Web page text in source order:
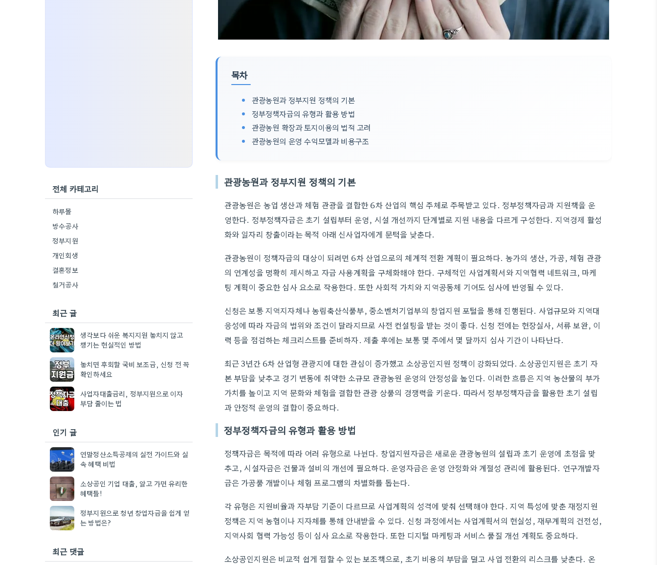
목차
관광농원과 정부지원 정책의 기본
정부정책자금의 유형과 활용 방법
관광농원 확장과 토지이용의 법적 고려
관광농원의 운영 수익모델과 비용구조
관광농원과 정부지원 정책의 기본
관광농원은 농업 생산과 체험 관광을 결합한 6차 산업의 핵심 주체로 주목받고 있다. 정부정책자금과 지원책을 운
영한다. 정부정책자금은 초기 설립부터 운영, 시설 개선까지 단계별로 지원 내용을 다르게 구성한다. 지역경제 활성
화와 일자리 창출이라는 목적 아래 신사업자에게 문턱을 낮춘다.
관광농원이 정책자금의 대상이 되려면 6차 산업으로의 체계적 전환 계획이 필요하다. 농가의 생산, 가공, 체험 관광
의 연계성을 명확히 제시하고 자금 사용계획을 구체화해야 한다. 구체적인 사업계획서와 지역협력 네트워크, 마케
팅 계획이 중요한 심사 요소로 작용한다. 또한 사회적 가치와 지역공동체 기여도 심사에 반영될 수 있다.
신청은 보통 지역지자체나 농림축산식품부, 중소벤처기업부의 창업지원 포털을 통해 진행된다. 사업규모와 지역대
응성에 따라 자금의 범위와 조건이 달라지므로 사전 컨설팅을 받는 것이 좋다. 신청 전에는 현장실사, 서류 보완, 이
력 등을 점검하는 체크리스트를 준비하자. 제출 후에는 보통 몇 주에서 몇 달까지 심사 기간이 나타난다.
최근 3년간 6차 산업형 관광지에 대한 관심이 증가했고 소상공인지원 정책이 강화되었다. 소상공인지원은 초기 자
본 부담을 낮추고 경기 변동에 취약한 소규모 관광농원 운영의 안정성을 높인다. 이러한 흐름은 지역 농산물의 부가
가치를 높이고 지역 문화와 체험을 결합한 관광 상품의 경쟁력을 키운다. 따라서 정부정책자금을 활용한 초기 설립
과 안정적 운영의 결합이 중요하다.
정부정책자금의 유형과 활용 방법
정책자금은 목적에 따라 여러 유형으로 나뉜다. 창업지원자금은 새로운 관광농원의 설립과 초기 운영에 초점을 맞
추고, 시설자금은 건물과 설비의 개선에 필요하다. 운영자금은 운영 안정화와 계절성 관리에 활용된다. 연구개발자
금은 가공품 개발이나 체험 프로그램의 차별화를 돕는다.
각 유형은 지원비율과 자부담 기준이 다르므로 사업계획의 성격에 맞춰 선택해야 한다. 지역 특성에 맞춘 재정지원
정책은 지역 농협이나 지자체를 통해 안내받을 수 있다. 신청 과정에서는 사업계획서의 현실성, 재무계획의 건전성,
지역사회 협력 가능성 등이 심사 요소로 작용한다. 또한 디지털 마케팅과 서비스 품질 개선 계획도 중요하다.
소상공인지원은 비교적 쉽게 접할 수 있는 보조책으로, 초기 비용의 부담을 덜고 사업 전환의 리스크를 낮춘다. 온
전체 카테고리
하루몰
방수공사
정부지원
개인회생
결혼정보
철거공사
최근 글
생각보다 쉬운 복지지원 놓치지 않고
챙기는 현실적인 방법
놓치면 후회할 국비 보조금, 신청 전 꼭
확인하세요
사업자대출금리, 정부지원으로 이자
부담 줄이는 법
인기 글
연말정산소득공제의 실전 가이드와 실
속 혜택 비법
소상공인 기업 대출, 알고 가면 유리한
혜택들!
정부지원으로 청년 창업자금을 쉽게 얻
는 방법은?
최근 댓글